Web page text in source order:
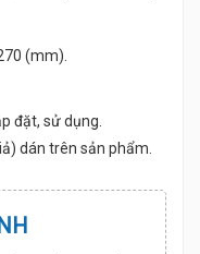
(mm).
đặt, sử dụng.
dán trên sản phẩm.